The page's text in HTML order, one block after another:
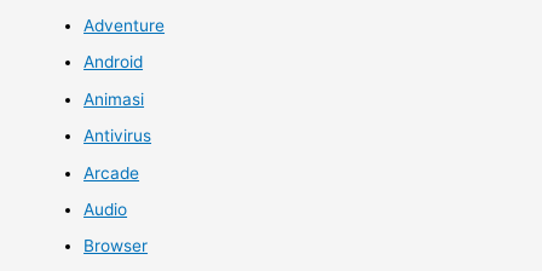
Adventure
Android
Animasi
Antivirus
Arcade
Audio
Browser